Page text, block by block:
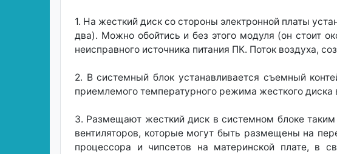
1. На жесткий диск со стороны электронной платы
два). Можно обойтись и без этого модуля (он стоит
неисправного источника питания ПК. Поток воздуха,
2. В системный блок устанавливается съемный
приемлемого температурного режима жесткого
3. Размещают жесткий диск в системном блоке
вентиляторов, которые могут быть размещены на
процессора и чипсетов на материнской плате, в